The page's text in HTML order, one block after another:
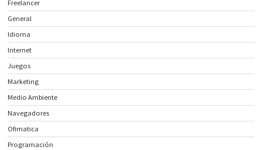
Freelancer
General
Idioma
Internet
Juegos
Marketing
Medio Ambiente
Navegadores
Ofimatica
Programación